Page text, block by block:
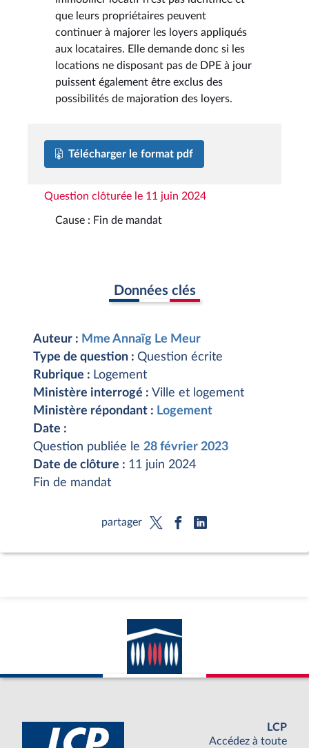
que leurs propriétaires peuvent
continuer à majorer les loyers appliqués
aux locataires. Elle demande donc si les
locations ne disposant pas de DPE à jour
puissent également être exclus des
possibilités de majoration des loyers.
Télécharger le format pdf
Question clôturée le 11 juin 2024
Cause : Fin de mandat
Données clés
Auteur : Mme Annaïg Le Meur
Type de question : Question écrite
Rubrique : Logement
Ministère interrogé : Ville et logement
Ministère répondant : Logement
Date :
Question publiée le 28 février 2023
Date de clôture : 11 juin 2024
Fin de mandat
partager
LCP
Accédez à toute